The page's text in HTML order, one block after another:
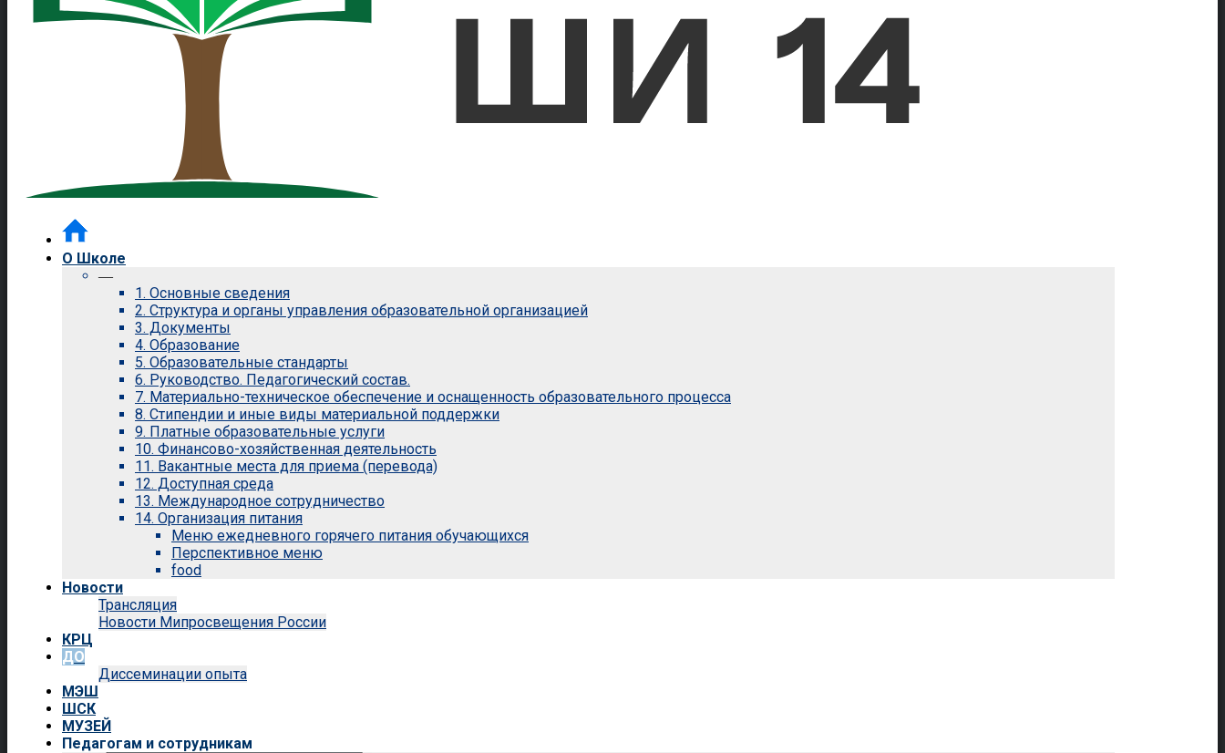
О Школе
—
1. Основные сведения
2. Структура и органы управления образовательной организацией
3. Документы
4. Образование
5. Образовательные стандарты
6. Руководство. Педагогический состав.
7. Материально-техническое обеспечение и оснащенность образовательного процесса
8. Стипендии и иные виды материальной поддержки
9. Платные образовательные услуги
10. Финансово-хозяйственная деятельность
11. Вакантные места для приема (перевода)
12. Доступная среда
13. Международное сотрудничество
14. Организация питания
Меню ежедневного горячего питания обучающихся
Перспективное меню
food
Новости
Трансляция
Новости Мипросвещения России
КРЦ
ДО
Диссеминации опыта
МЭШ
ШСК
МУЗЕЙ
Педагогам и сотрудникам